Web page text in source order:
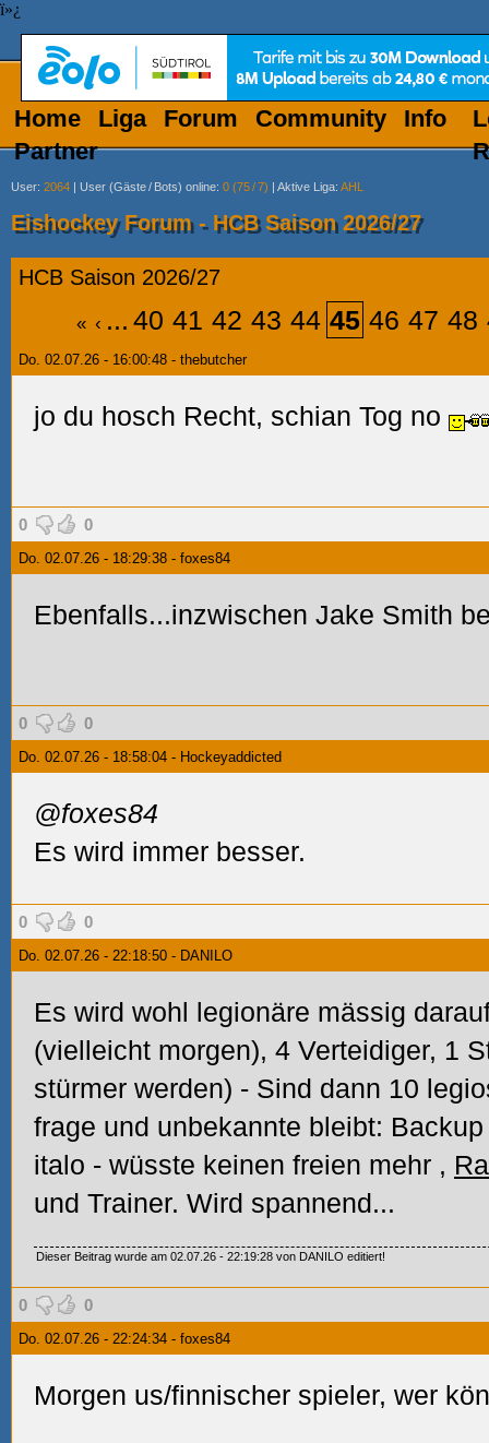
ï»¿
Home Liga Forum Community
Info
Partner
User: 2064 | User (Gäste/ Bots) online: 0 (75/7) | Aktive Liga: AHL
Eishockey Forum - HCB Saison 2026/27
HCB Saison 2026/27
« ‹ ... 40 41 42 43 44 45 46 47 48
Do. 02.07.26 - 16:00:48 - thebutcher
jo du hosch Recht, schian Tog no
0 0
Do. 02.07.26 - 18:29:38 - foxes84
Ebenfalls...inzwischen Jake Smith
0 0
Do. 02.07.26 - 18:58:04 - Hockeyaddicted
@foxes84
Es wird immer besser.
0 0
Do. 02.07.26 - 22:18:50 - DANILO
Es wird wohl legionäre mässig
(vielleicht morgen), 4 Verteidiger, 1
stürmer werden) - Sind dann 10
frage und unbekannte bleibt:
italo - wüsste keinen freien mehr ,
und Trainer. Wird spannend...
Dieser Beitrag wurde am 02.07.26 - 22:19:28 von DANILO editiert!
0 0
Do. 02.07.26 - 22:24:34 - foxes84
Morgen us/finnischer spieler, wer